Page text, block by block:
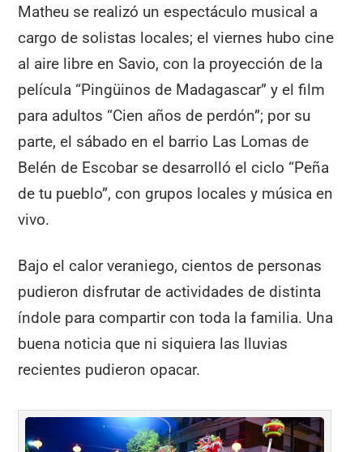
Matheu se realizó un espectáculo musical a
cargo de solistas locales; el viernes hubo cine
al aire libre en Savio, con la proyección de la
película “Pingüinos de Madagascar” y el film
para adultos “Cien años de perdón”; por su
parte, el sábado en el barrio Las Lomas de
Belén de Escobar se desarrolló el ciclo “Peña
de tu pueblo”, con grupos locales y música en
vivo.
Bajo el calor veraniego, cientos de personas
pudieron disfrutar de actividades de distinta
índole para compartir con toda la familia. Una
buena noticia que ni siquiera las lluvias
recientes pudieron opacar.